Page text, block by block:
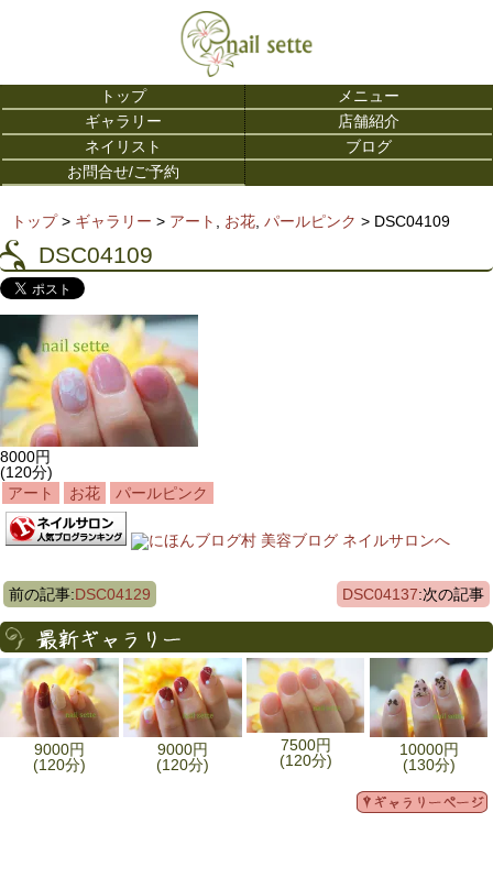
トップ
メニュー
ギャラリー
店舗紹介
ネイリスト
ブログ
お問合せ/ご予約
トップ> ギャラリー > アート , お花, パールピンク > DSC04109
DSC04109
8000円
(120分)
アート
お花 パールピンク
前の記事:DSC04129 DSC04137:次の記事
9000円
(120分)
9000円
(120分)
7500円
(120分)
10000円
(130分)